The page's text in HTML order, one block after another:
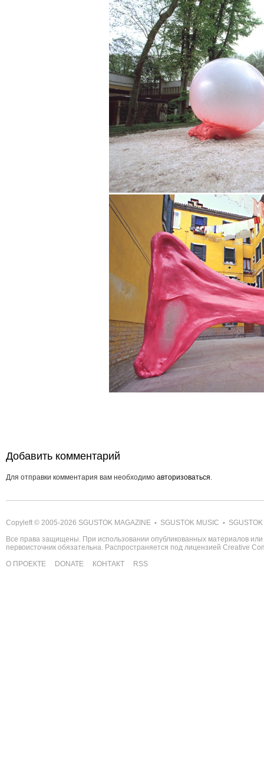
Добавить комментарий
Для отправки комментария вам необходимо авторизоваться.
Copyleft © 2005-2026 SGUSTOK MAGAZINE • SGUSTOK MUSIC •
Все права защищены. При использовании опубликованных материалов
первоисточник обязательна. Распространяется под лицензией Creative
О ПРОЕКТЕ
DONATE КОНТАКТ RSS